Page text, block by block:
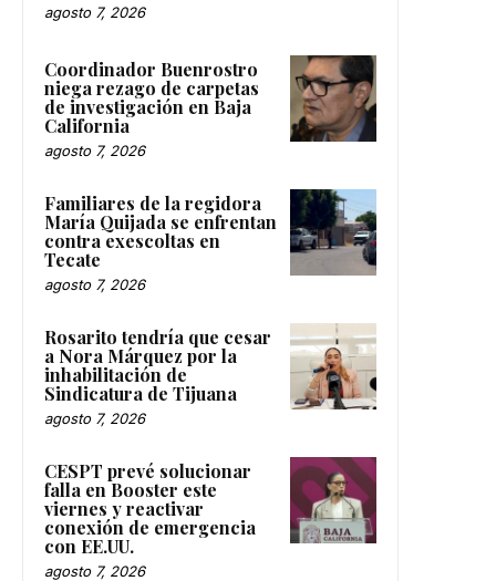
agosto 7, 2026
Coordinador Buenrostro
niega rezago de carpetas
de investigación en Baja
California
agosto 7, 2026
Familiares de la regidora
María Quijada se enfrentan
contra exescoltas en
Tecate
agosto 7, 2026
Rosarito tendría que cesar
a Nora Márquez por la
inhabilitación de
Sindicatura de Tijuana
agosto 7, 2026
CESPT prevé solucionar
falla en Booster este
viernes y reactivar
conexión de emergencia
con EE.UU.
agosto 7, 2026